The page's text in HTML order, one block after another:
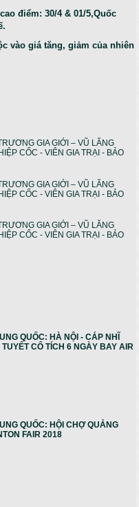
điểm: 30/4 & 01/5,Quốc
vào giá tăng, giảm của nhiên
QUỐC: HÀ NỘI - CÁP NHĨ
CỔ TÍCH 6 NGÀY BAY AIR
QUỐC: HỘI CHỢ QUẢNG
FAIR 2018